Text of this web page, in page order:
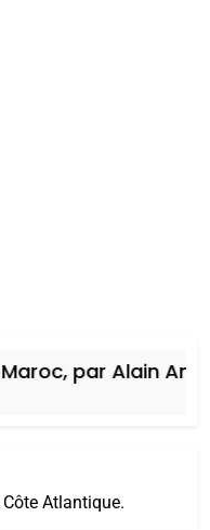
par Alain Amiel
Atlantique.